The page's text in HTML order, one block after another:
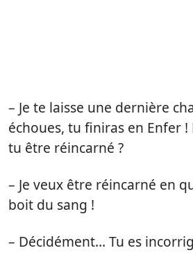
– Je te laisse une dernière
échoues, tu finiras en Enfer !
tu être réincarné ?
– Je veux être réincarné en
boit du sang !
– Décidément… Tu es